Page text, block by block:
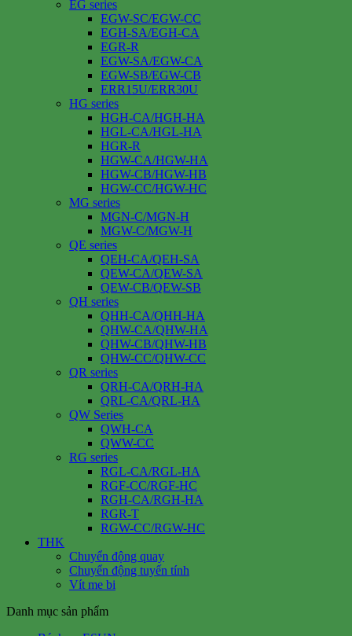
EG series
EGW-SC/EGW-CC
EGH-SA/EGH-CA
EGR-R
EGW-SA/EGW-CA
EGW-SB/EGW-CB
ERR15U/ERR30U
HG series
HGH-CA/HGH-HA
HGL-CA/HGL-HA
HGR-R
HGW-CA/HGW-HA
HGW-CB/HGW-HB
HGW-CC/HGW-HC
MG series
MGN-C/MGN-H
MGW-C/MGW-H
QE series
QEH-CA/QEH-SA
QEW-CA/QEW-SA
QEW-CB/QEW-SB
QH series
QHH-CA/QHH-HA
QHW-CA/QHW-HA
QHW-CB/QHW-HB
QHW-CC/QHW-CC
QR series
QRH-CA/QRH-HA
QRL-CA/QRL-HA
QW Series
QWH-CA
QWW-CC
RG series
RGL-CA/RGL-HA
RGF-CC/RGF-HC
RGH-CA/RGH-HA
RGR-T
RGW-CC/RGW-HC
THK
Chuyển động quay
Chuyển động tuyến tính
Vít me bi
Danh mục sản phẩm